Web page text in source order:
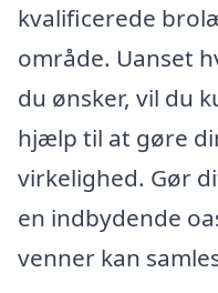
kvalificerede
område. Uanset
du ønsker, vil du
hjælp til at gøre
virkelighed. Gør
en indbydende
venner kan